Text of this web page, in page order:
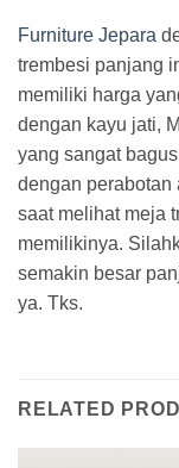
Furniture Jepara
trembesi panjang
memiliki harga
dengan kayu jati,
yang sangat
dengan perabotan
saat melihat meja
memilikinya.
semakin besar
ya. Tks.
RELATED